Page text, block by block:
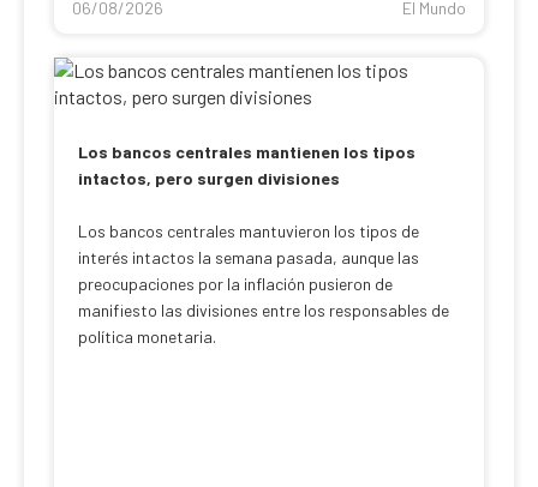
06/08/2026 El Mundo
Los bancos centrales mantienen los tipos
intactos, pero surgen divisiones
Los bancos centrales mantuvieron los tipos de
interés intactos la semana pasada, aunque las
preocupaciones por la inflación pusieron de
manifiesto las divisiones entre los responsables de
política monetaria.